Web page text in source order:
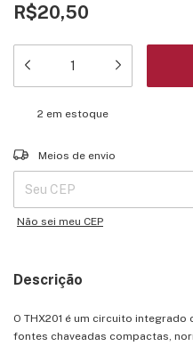
R$20,50
2 em estoque
Entregas para o CEP:
Meios de envio
Não sei meu CEP
Descrição
O THX201 é um circuito
fontes chaveadas compactas,